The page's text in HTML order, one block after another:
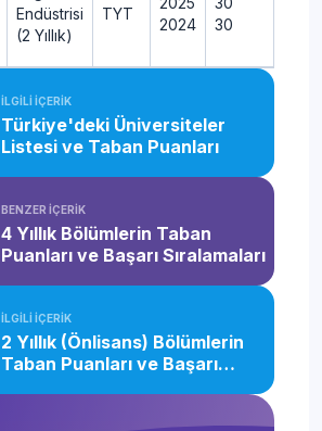
Endüstrisi
(2 Yıllık)
TYT
2024
30
İLGİLİ İÇERİK
Türkiye'deki Üniversiteler
Listesi ve Taban Puanları
BENZER İÇERİK
4 Yıllık Bölümlerin Taban
Puanları ve Başarı Sıralamaları
İLGİLİ İÇERİK
2 Yıllık (Önlisans) Bölümlerin
Taban Puanları ve Başarı